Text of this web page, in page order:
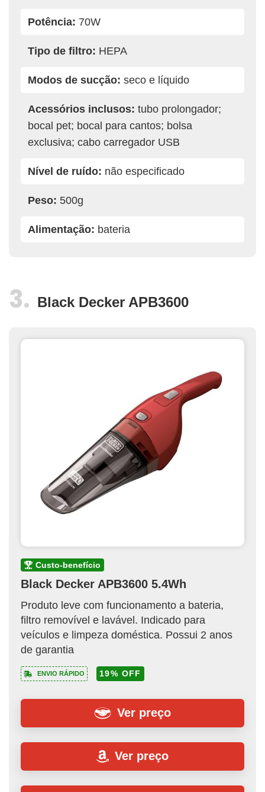
Potência: 70W
Tipo de filtro: HEPA
Modos de sucção: seco e líquido
Acessórios inclusos: tubo prolongador;
bocal pet; bocal para cantos; bolsa
exclusiva; cabo carregador USB
Nível de ruído: não especificado
Peso: 500g
Alimentação: bateria
Black Decker APB3600
custo-benefício
Black Decker APB3600 5.4Wh
Produto leve com funcionamento a bateria,
filtro removível e lavável. Indicado para
veículos e limpeza doméstica. Possui 2 anos
de garantia
ENVIO RÁPIDO 19% OFF
Ver preço
Ver preço